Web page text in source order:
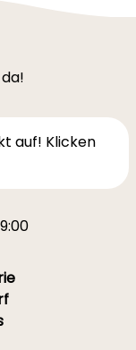
auf! Klicken